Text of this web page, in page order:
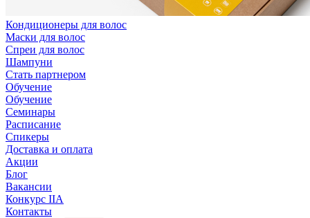
Кондиционеры для волос
Маски для волос
Спреи для волос
Шампуни
Стать партнером
Обучение
Обучение
Семинары
Расписание
Спикеры
Доставка и оплата
Акции
Блог
Вакансии
Конкурс IIA
Контакты